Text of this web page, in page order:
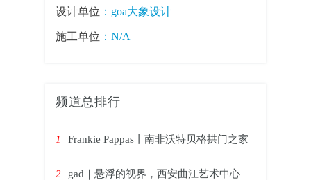
设计单位 ：goa大象设计
施工单位 ：N/A
频道总排行
1 Frankie Pappas丨南非沃特贝格拱门之家
2 gad｜悬浮的视界，西安曲江艺术中心